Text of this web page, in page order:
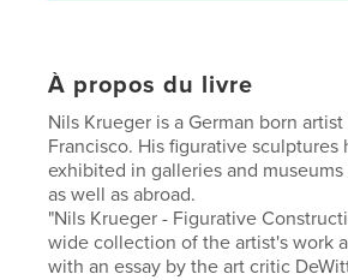
À propos du livre
Nils Krueger is a German born
Francisco. His figurative sculptures
exhibited in galleries and
as well as abroad.
"Nils Krueger - Figurative
wide collection of the artist's work
with an essay by the art critic